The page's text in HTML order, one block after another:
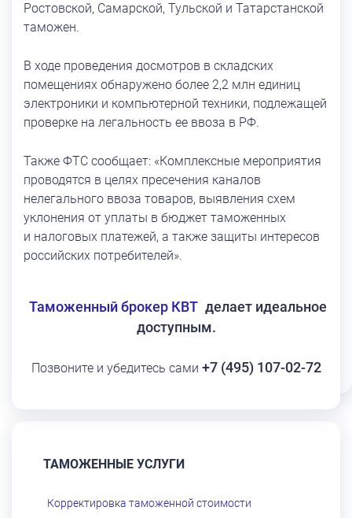
Ростовской, Самарской, Тульской и Татарстанской
таможен.
В ходе проведения досмотров в складских
помещениях обнаружено более 2,2 млн единиц
электроники и компьютерной техники, подлежащей
проверке на легальность ее ввоза в РФ.
Также ФТС сообщает: «Комплексные мероприятия
проводятся в целях пресечения каналов
нелегального ввоза товаров, выявления схем
уклонения от уплаты в бюджет таможенных
и налоговых платежей, а также защиты интересов
российских потребителей».
Таможенный брокер КВТ делает идеальное
доступным.
Позвоните и убедитесь сами +7 (495) 107-02-72
ТАМОЖЕННЫЕ УСЛУГИ
Корректировка таможенной стоимости